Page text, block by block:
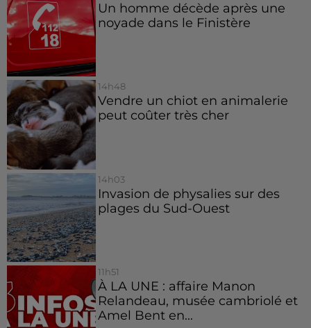
Un homme décède après une
noyade dans le Finistère
14h48
Vendre un chiot en animalerie
peut coûter très cher
14h03
Invasion de physalies sur des
plages du Sud-Ouest
11h51
À LA UNE : affaire Manon
Relandeau, musée cambriolé et
Amel Bent en...